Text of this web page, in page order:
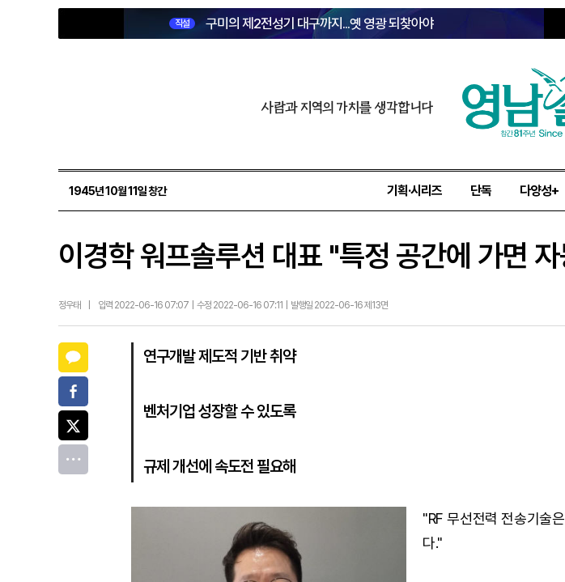
직설 구미의 제2전성기 대구까지...옛 영광 되찾아야
사람과 지역의 가치를 생각합니다
1945년 10월 11일 창간 기획·시리즈 단독 다양성+
이경학 워프솔루션 대표 "특정 공간에 가면
정우태 입력 2022-06-16 07:07 | 수정 2022-06-16 07:11 | 발행일 2022-06-16 제13면
연구개발 제도적 기반 취약
벤처기업 성장할 수 있도록
규제 개선에 속도전 필요해
"RF 무선전력 전송기술
다."